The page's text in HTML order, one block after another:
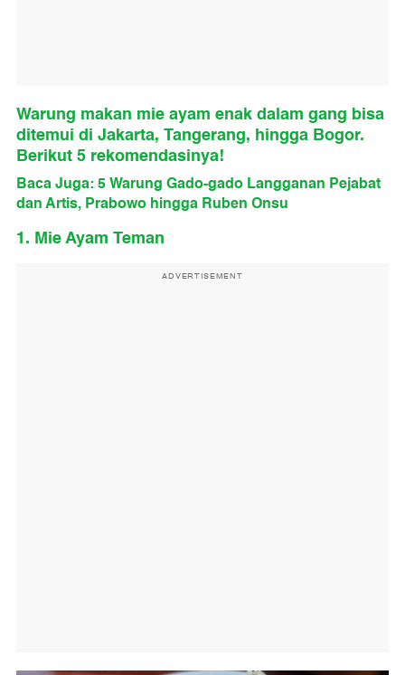
Warung makan mie ayam enak dalam gang bisa
ditemui di Jakarta, Tangerang, hingga Bogor.
Berikut 5 rekomendasinya!
Baca Juga: 5 Warung Gado-gado Langganan Pejabat
dan Artis, Prabowo hingga Ruben Onsu
1. Mie Ayam Teman
ADVERTISEMENT